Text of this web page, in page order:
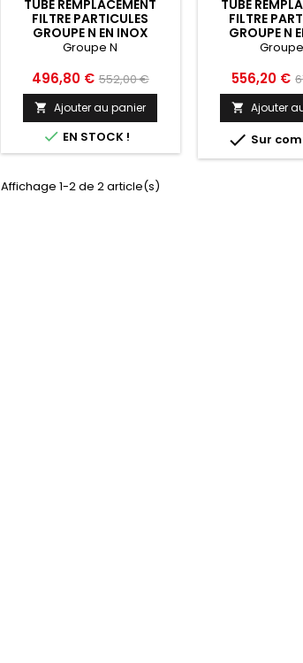
TUBE REMPLACEMENT
FILTRE PARTICULES
GROUPE N EN INOX
RAGAZZON JEEP
2018 - 55.0414.00
Groupe N
Prix
496,80 € Prix
de
base
552,00 €
 Ajouter au panier
 EN STOCK !
TUBE
FILTRE
GROUPE N
2018 -
Prix
556,20 €
 Ajouter
 Sur
Affichage 1-2 de 2 article(s)